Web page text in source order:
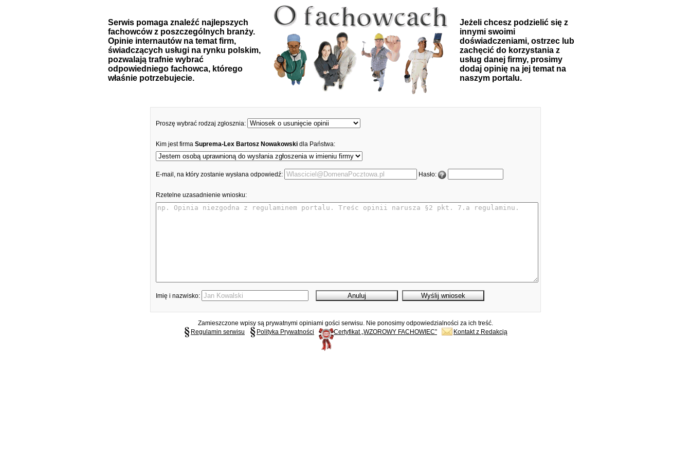
Serwis pomaga znaleźć najlepszych
fachowców z poszczególnych branży.
Opinie internautów na temat firm,
świadczących usługi na rynku polskim,
pozwalają trafnie wybrać
odpowiedniego fachowca, którego
właśnie potrzebujecie.
Jeżeli chcesz podzielić się z
innymi swoimi
doświadczeniami, ostrzec lub
zachęcić do korzystania z
usług danej firmy, prosimy
dodaj opinię na jej temat na
naszym portalu.
Proszę wybrać rodzaj zgłosznia:
Kim jest firma Suprema-Lex Bartosz Nowakowski dla Państwa:
E-mail, na który zostanie wysłana odpowiedź: Hasło:
Rzetelne uzasadnienie wniosku:
Imię i nazwisko:
Zamieszczone wpisy są prywatnymi opiniami gości serwisu. Nie ponosimy odpowiedzialności za ich treść.
Regulamin serwisu
Polityka Prywatności Certyfikat „WZOROWY FACHOWIEC” Kontakt z Redakcją